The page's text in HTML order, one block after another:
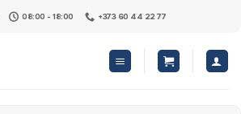
08:00 - 18:00 +373 60 44 22 77